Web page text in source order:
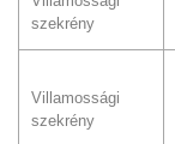
szekrény
Villamossági
szekrény